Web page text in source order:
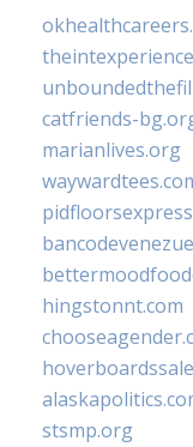
catfriends-
marianlives.org
hingstonnt.com
stsmp.org